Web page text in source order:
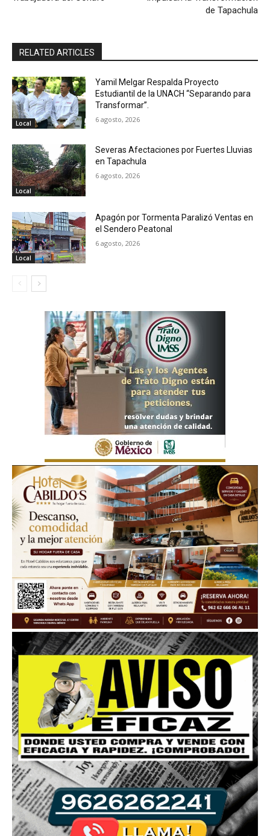
de Tapachula
RELATED ARTICLES
Local
Yamil Melgar Respalda Proyecto
Estudiantil de la UNACH “Separando para
Transformar”.
6 agosto, 2026
Local
Severas Afectaciones por Fuertes Lluvias
en Tapachula
6 agosto, 2026
Local
Apagón por Tormenta Paralizó Ventas en
el Sendero Peatonal
6 agosto, 2026